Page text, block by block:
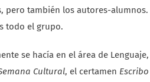
también los autores-
todo el grupo.
se hacía en el área de
Cultural, el certamen